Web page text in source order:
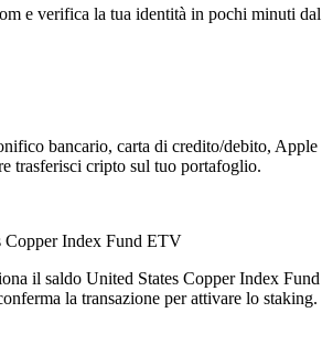
e verifica la tua identità in pochi minuti dal
bancario, carta di credito/debito, Apple
trasferisci cripto sul tuo portafoglio.
Copper Index Fund ETV
il saldo United States Copper Index Fund
la transazione per attivare lo staking.